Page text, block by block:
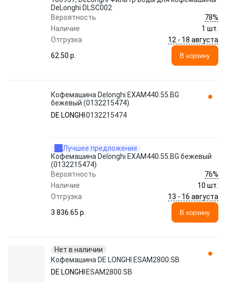
DeLonghi DLSC002
Вероятность
78%
Наличие
1 шт.
Отгрузка
12 - 18 августа
62.50 p.
В корзину
Кофемашина Delonghi EXAM440.55.BG
бежевый (0132215474)
DE LONGHI 0132215474
Лучшее предложение
Кофемашина Delonghi EXAM440.55.BG бежевый
(0132215474)
Вероятность
76%
Наличие
10 шт.
Отгрузка
13 - 16 августа
3 836.65 p.
В корзину
Нет в наличии
Кофемашина DE LONGHI ESAM2800.SB
DE LONGHI ESAM2800.SB